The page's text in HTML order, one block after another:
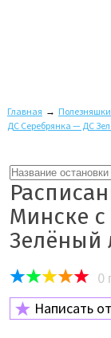
Главная → Полезняшки
ДС Серебрянка — ДС
Минске
Зелёный
0
Написать